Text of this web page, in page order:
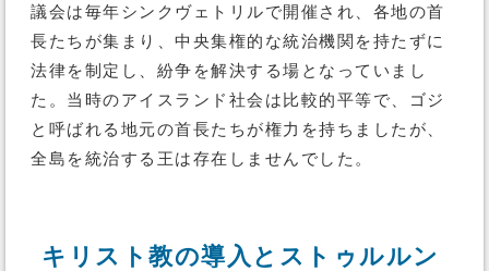
議会は毎年シンクヴェトリルで開催され、各地の首
長たちが集まり、中央集権的な統治機関を持たずに
法律を制定し、紛争を解決する場となっていまし
た。当時のアイスランド社会は比較的平等で、ゴジ
と呼ばれる地元の首長たちが権力を持ちましたが、
全島を統治する王は存在しませんでした。
キリスト教の導入とストゥルルン